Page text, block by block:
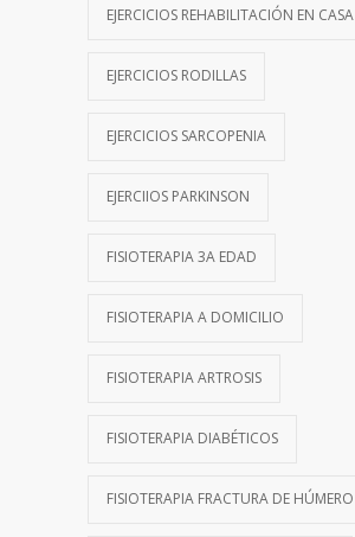
EJERCICIOS REHABILITACIÓN EN CASA
EJERCICIOS RODILLAS
EJERCICIOS SARCOPENIA
EJERCIIOS PARKINSON
FISIOTERAPIA 3A EDAD
FISIOTERAPIA A DOMICILIO
FISIOTERAPIA ARTROSIS
FISIOTERAPIA DIABÉTICOS
FISIOTERAPIA FRACTURA DE HÚMERO